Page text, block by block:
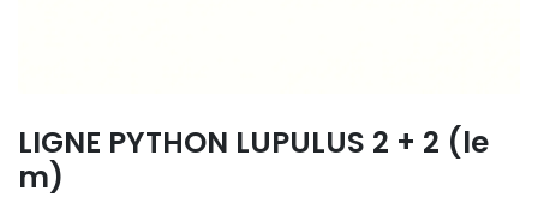
LIGNE PYTHON LUPULUS 2 + 2 (le
m)